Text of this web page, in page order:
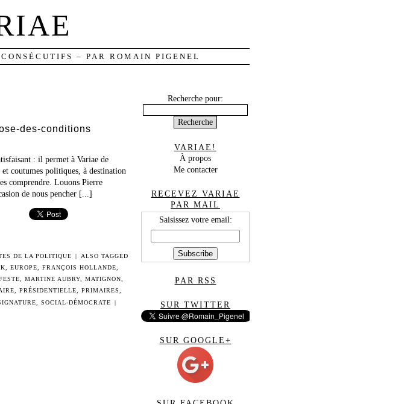
– PAR ROMAIN PIGENEL
des-conditions
: il permet à Variae de
coutumes politiques, à destination
comprendre. Louons Pierre
de nous pencher [...]
DE LA POLITIQUE |
ALSO TAGGED
EUROPE FRANÇOIS HOLLANDE
MARTINE AUBRY, MATIGNON
PRÉSIDENTIELLE PRIMAIRES
SOCIAL-DÉMOCRATE
|
Recherche pour:
VARIAE!
À propos
Me contacter
RECEVEZ VARIAE
PAR MAIL
Saisissez votre email:
PAR RSS
SUR TWITTER
SUR GOOGLE+